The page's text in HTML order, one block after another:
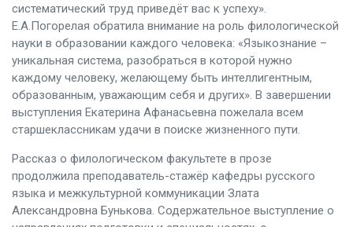
систематический труд приведёт вас к успеху».
Е.А.Погорелая обратила внимание на роль филологической
науки в образовании каждого человека: «Языкознание –
уникальная система, разобраться в которой нужно
каждому человеку, желающему быть интеллигентным,
образованным, уважающим себя и других». В завершении
выступления Екатерина Афанасьевна пожелала всем
старшеклассникам удачи в поиске жизненного пути.
Рассказ о филологическом факультете в прозе
продолжила преподаватель-стажёр кафедры русского
языка и межкультурной коммуникации Злата
Александровна Бунькова. Содержательное выступление о